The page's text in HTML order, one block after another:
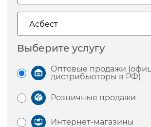
Выберите услугу
Оптовые продажи
дистрибьюторы в РФ)
Розничные продажи
Интернет-магазины